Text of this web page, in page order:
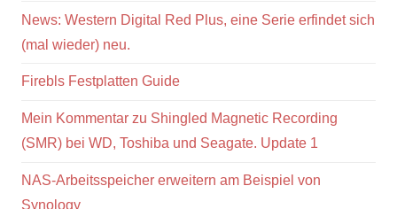
News: Western Digital Red Plus, eine Serie erfindet sich
(mal wieder) neu.
Firebls Festplatten Guide
Mein Kommentar zu Shingled Magnetic Recording
(SMR) bei WD, Toshiba und Seagate. Update 1
NAS-Arbeitsspeicher erweitern am Beispiel von
Synology